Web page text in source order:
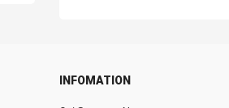
INFOMATION